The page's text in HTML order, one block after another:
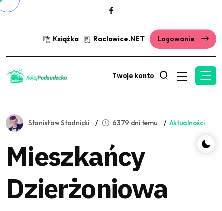
Książka Raclawice.NET Logowanie
Twoje konto
Stanisław Stadnicki 6379 dni temu Aktualności
Mieszkańcy
Dzierżoniowa